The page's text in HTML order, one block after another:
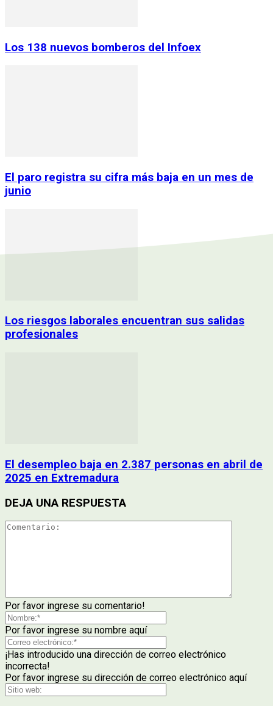
Los 138 nuevos bomberos del Infoex
El paro registra su cifra más baja en un mes de
junio
Los riesgos laborales encuentran sus salidas
profesionales
El desempleo baja en 2.387 personas en abril de
2025 en Extremadura
DEJA UNA RESPUESTA
Por favor ingrese su comentario!
Por favor ingrese su nombre aquí
¡Has introducido una dirección de correo electrónico
incorrecta!
Por favor ingrese su dirección de correo electrónico aquí